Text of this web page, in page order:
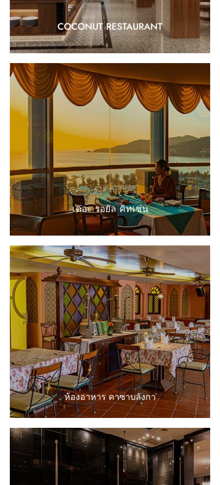
COCONUT RESTAURANT
เดอะ รอยัล คิทเช่น
เดอะ รอยัล คิทเช่น
อาหารจีน แบบกวางตุ้ง ดั้งเดิม
EXPLORE
ห้องอาหาร คาซาบลังกา
ห้องอาหาร คาซาบลังกา
อาหารอินเดีย อารเบียน และฮาลาล
EXPLORE